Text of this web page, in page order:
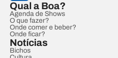
Qual a Boa?
Agenda de Shows
O que fazer?
Onde comer e beber?
Onde ficar?
Notícias
Bichos